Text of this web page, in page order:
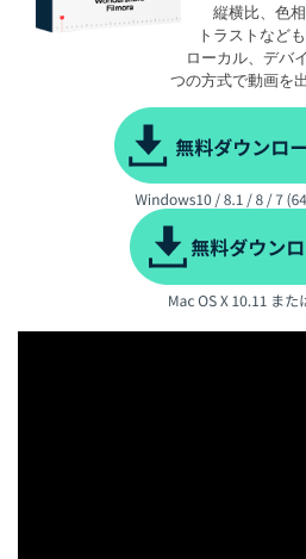
縦横比、色相
トラストなど
ローカル、デバ
つの方式で動画を